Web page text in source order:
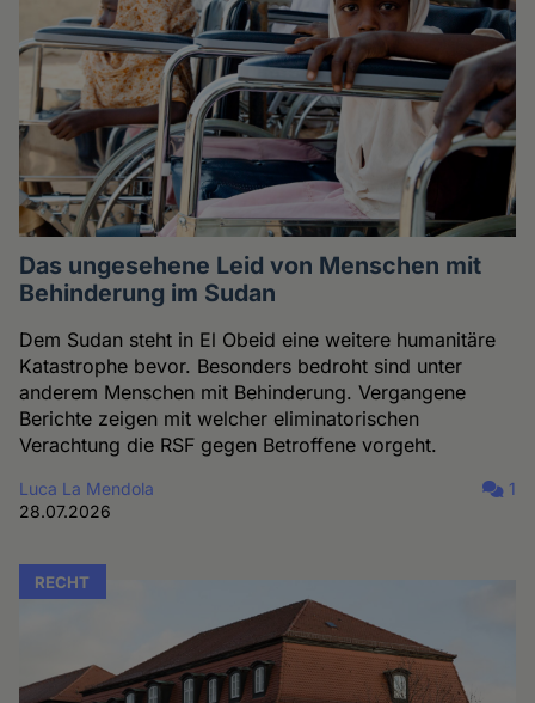
Das ungesehene Leid von Menschen mit
Behinderung im Sudan
Dem Sudan steht in El Obeid eine weitere humanitäre
Katastrophe bevor. Besonders bedroht sind unter
anderem Menschen mit Behinderung. Vergangene
Berichte zeigen mit welcher eliminatorischen
Verachtung die RSF gegen Betroffene vorgeht.
Luca La Mendola
28.07.2026
1
RECHT